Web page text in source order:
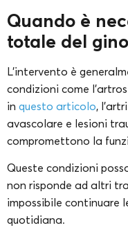
Quando è
totale del
L’intervento è
condizioni come
in questo articolo,
avascolare e lesioni
compromettono la
Queste condizioni
non risponde ad altri
impossibile
quotidiana.